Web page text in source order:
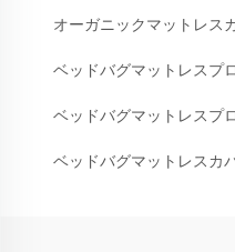
オーガニックマットレス
ベッドバグマットレスプ
ベッドバグマットレスプ
ベッドバグマットレスカ